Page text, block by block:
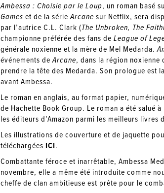
Ambessa : Choisie par le Loup, un roman basé
Games et de la sérieArcane sur Netflix, sera
par l’autrice C.L. Clark (The Unbroken, The
championne préférée des fans de League of
générale noxienne et la mère de Mel Medarda.
événements deArcane, dans la région noxienne
prendre la tête des Medarda. Son prologue est
avant Ambessa.
Le roman en anglais, au format papier,
de Hachette Book Group. Le roman a été salué
les éditeurs d’Amazon parmi les meilleurs
Les illustrations de couverture et de jaquette
téléchargées ICI.
Combattante féroce et inarrêtable, Ambessa
novembre, elle a même été introduite comme
cheffe de clan ambitieuse est prête pour le